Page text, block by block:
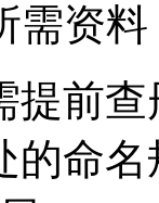
资料
前查
的命